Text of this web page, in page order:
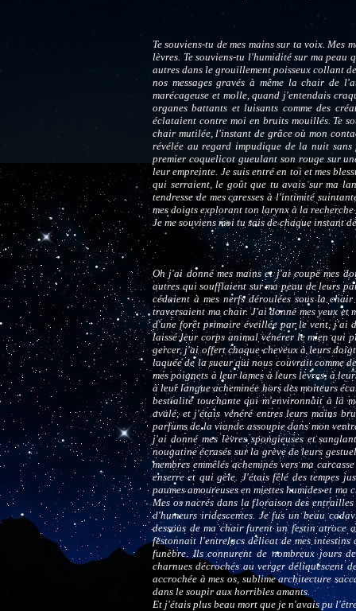
Te souviens-tu de mes mains sur ta voix. Mes
lèvres. Te souviens-tu l'humidité sur ma
autres dans le grouillement poisseux collant
nos messages gravés à même la chair de
marécageuse et molle, quand j'entendais
organes battants et luisants comme des
éclataient contre moi en bruits mouillés. Te
chair mutilée, l'instant de grâce où mon
révélée au regard impudique de la nuit
premier coquelicot gueulant son rouge sur
leur empreinte. Je suis entré en toi et mes
qui serraient, le goût que tu avais sur ma
tendresse de mes caresses à l'intimité
mes doigts explorant ton larynx à la
Je me souviens moi tu sais de chaque instant
Oh j'ai donné mes mains et j'ai coupé mes
autres qui soufflaient sur ma peau de leurs
cédaient à mes nerfs déroulées sous la
traversaient ma chair. J'ai donné mes yeux et
d'une forêt primaire éveillée par le vent, j'ai
laissé leur corps animal vénérer le mien qui
gercer, j'ai offert chaque cheveux à leurs
laquée de la sueur qui nous couvrait comme
mes poignets à leur lames à leurs lèvres, à
à leur langue acheminée hors des moiteurs
bestialité touchante qui m'environnait à la
avalé, et j'étais vénéré entres leurs mains
parfums de la viande assoupie dans mon
j'ai donné mes lèvres spongieuses et
nougatine écrasés sur la grève de leurs
membres emmêlés acheminés vers ma
enserre et qui gèle. J'étais fêlé des tempes
paumes amoureuses en miettes humides et
Mes os nacrés dans la floraison des
d'humeurs iridescentes. Je fus un beau
dessous de ma chair furent un festin atroce
festonnait l'entrelacs délicat de mes
funèbre. Ils connurent de nombreux jours
charnues décrochés au verger déliquescent
accrochée à mes os, sublime architecture
dans le soupir aux horribles amants.
Et j'étais plus beau mort que je n'avais pu